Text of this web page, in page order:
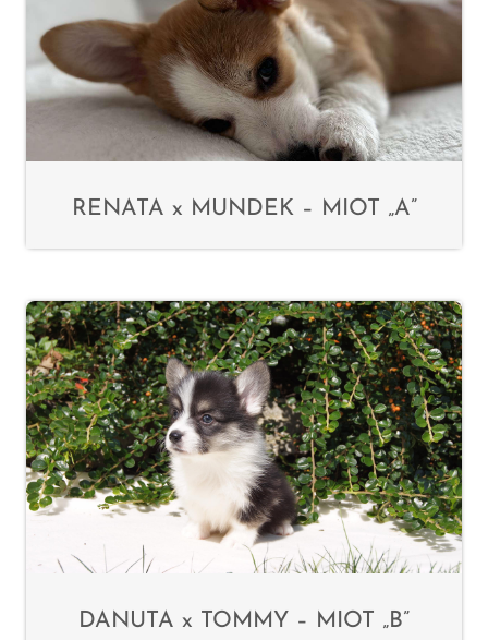
RENATA x MUNDEK – MIOT „A”
DANUTA x TOMMY – MIOT „B”